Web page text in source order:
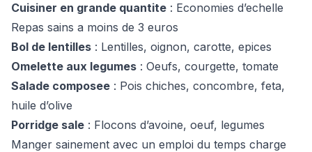
Cuisiner en grande quantite : Economies d’echelle
Repas sains a moins de 3 euros
Bol de lentilles : Lentilles, oignon, carotte, epices
Omelette aux legumes : Oeufs, courgette, tomate
Salade composee : Pois chiches, concombre, feta,
huile d’olive
Porridge sale : Flocons d’avoine, oeuf, legumes
Manger sainement avec un emploi du temps charge